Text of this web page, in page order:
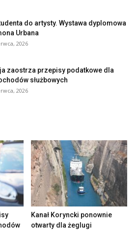
do artysty. Wystawa dyplomowa
Urbana
2026
zaostrza przepisy podatkowe dla
służbowych
2026
Kanał Koryncki ponownie
otwarty dla żeglugi